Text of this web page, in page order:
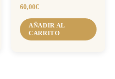
60,00€
AÑADIR AL
CARRITO